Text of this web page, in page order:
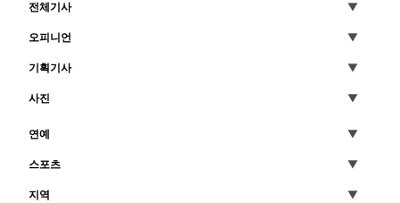
전체기사
오피니언
기획기사
사진
연예
스포츠
지역